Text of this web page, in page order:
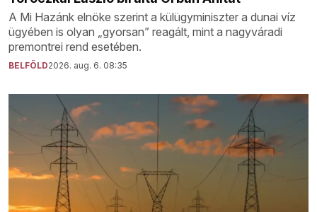
A Mi Hazánk elnöke szerint a külügyminiszter a dunai víz
ügyében is olyan „gyorsan” reagált, mint a nagyváradi
premontrei rend esetében.
BELFÖLD2026. aug. 6. 08:35